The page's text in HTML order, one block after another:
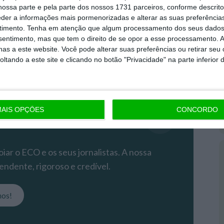
parte e pela parte dos nossos 1731 parceiros, conforme
a informações mais pormenorizadas e alterar as suas
Tenha em atenção que algum processamento dos seus
mas que tem o direito de se opor a esse processamento.
a este website. Você pode alterar suas preferências ou retirar seu
a este site e clicando no botão "Privacidade" na parte inferior
OPÇÕES CONCORDO
mais importante do que nunca, apoie o
e tenha acesso a notícias exclusivas, à
que mostram o outro lado da
o ECO e os seus jornalistas. A nossa
rigoroso e credível.